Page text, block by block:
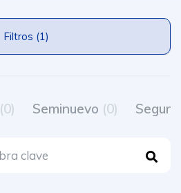
Filtros (1)
(0) Seminuevo (0)